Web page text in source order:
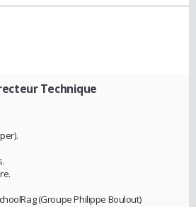
Technique
(Groupe Philippe Boulout)